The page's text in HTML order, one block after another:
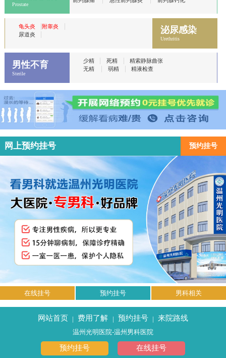
Prostate
龟头炎 |附睾炎
尿道炎 泌尿感染
Urethritis
男性不育
Sterile
少精 死精
精索静脉曲张
无精
弱精 精液检查
网上预约挂号 预约挂号
在线挂号 预约挂号 男科相关
网站首页 | 费用了解 | 预约挂号 | 来院路线
温州光明医院-温州男科医院
预约挂号 在线挂号